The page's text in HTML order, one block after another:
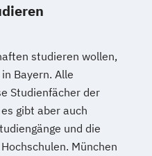
studieren wollen,
Bayern. Alle
Studienfächer der
gibt aber auch
und die
München